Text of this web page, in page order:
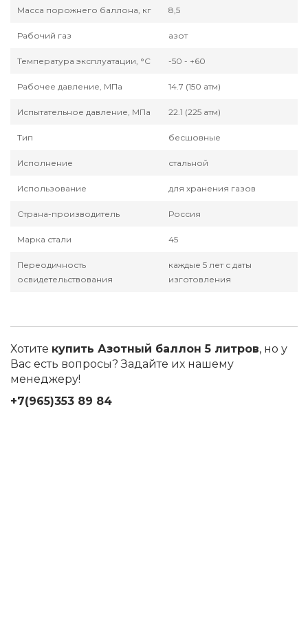
Масса порожнего баллона, кг 8,5
Рабочий газ азот
Температура эксплуатации, °С -50 - +60
Рабочее давление, МПа 14.7 (150 атм)
Испытательное давление, МПа 22.1 (225 атм)
Тип бесшовные
Исполнение стальной
Использование для хранения газов
Страна-производитель Россия
Марка стали 45
Переодичность
освидетельствования
каждые 5 лет с даты
изготовления
Хотите купить Азотный баллон 5 литров, но у
Вас есть вопросы? Задайте их нашему
менеджеру!
+7(965)353 89 84